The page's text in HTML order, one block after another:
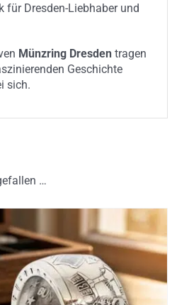
für Dresden-Liebhaber und
Münzring Dresden tragen
Geschichte
sich.
…